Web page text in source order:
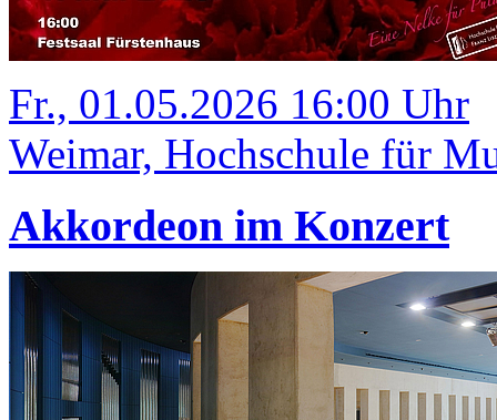
Fr., 01.05.2026 16:00 Uhr
Weimar, Hochschule für
Akkordeon im Konzert